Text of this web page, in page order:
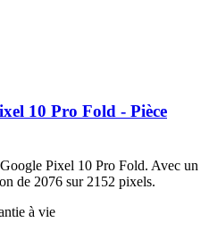
10 Pro Fold - Pièce
Pixel 10 Pro Fold. Avec un
de 2076 sur 2152 pixels.
à vie